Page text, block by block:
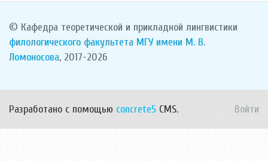
© Кафедра теоретической и прикладной лингвистики
филологического факультета МГУ имени М. В.
Ломоносова, 2017-2026
Разработано с помощью concrete5 CMS. Войти